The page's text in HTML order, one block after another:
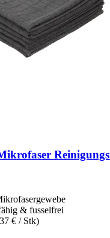
& fusselfrei
€ / Stk)